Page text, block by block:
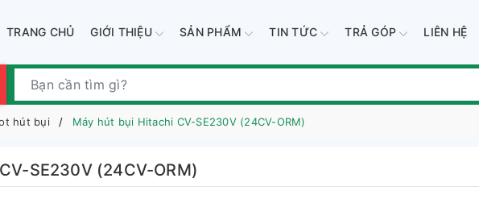
TRANG CHỦ GIỚI THIỆU SẢN PHẨM TIN TỨC TRẢ GÓP LIÊN HỆ
hút bụi Máy hút bụi Hitachi CV-SE230V (24CV-ORM)
SE230V (24CV-ORM)